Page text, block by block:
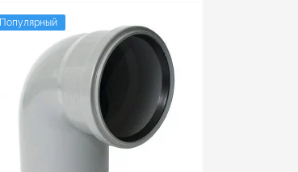
Популярный